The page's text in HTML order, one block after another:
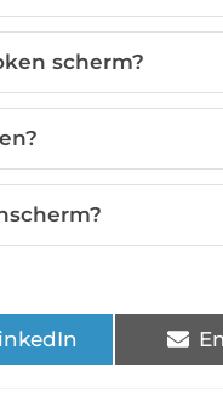
scherm?